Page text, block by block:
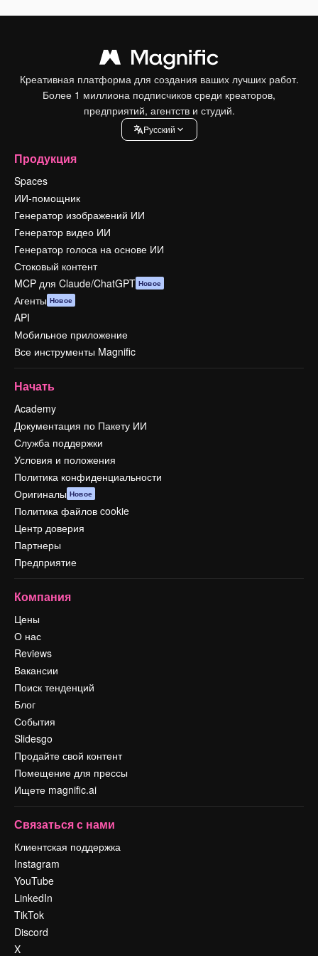
Креативная платформа для создания ваших лучших работ.
Более 1 миллиона подписчиков среди креаторов,
предприятий, агентств и студий.
Pусский
Продукция
Spaces
ИИ-помощник
Генератор изображений ИИ
Генератор видео ИИ
Генератор голоса на основе ИИ
Стоковый контент
MCP для Claude/ChatGPT Новое
Агенты Новое
API
Мобильное приложение
Все инструменты Magnific
Начать
Academy
Документация по Пакету ИИ
Служба поддержки
Условия и положения
Политика конфиденциальности
Оригиналы Новое
Политика файлов cookie
Центр доверия
Партнеры
Предприятие
Компания
Цены
О нас
Reviews
Вакансии
Поиск тенденций
Блог
События
Slidesgo
Продайте свой контент
Помещение для прессы
Ищете magnific.ai
Связаться с нами
Клиентская поддержка
Instagram
YouTube
LinkedIn
TikTok
Discord
X